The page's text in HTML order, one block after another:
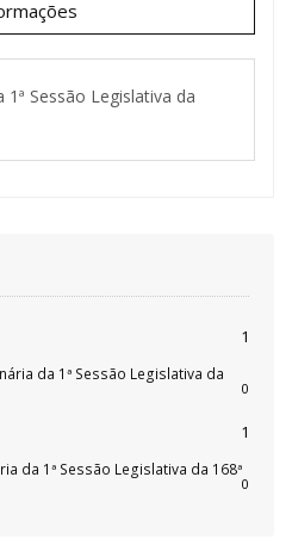
1ª Sessão Legislativa da
1
da 1ª Sessão Legislativa da
0
1
da 1ª Sessão Legislativa da 168ª
0